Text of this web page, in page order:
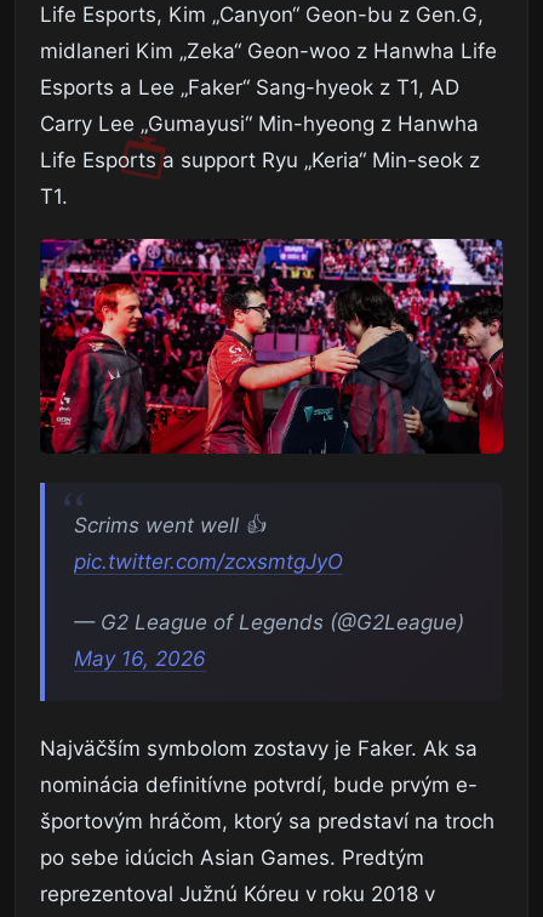
Life Esports, Kim „Canyon“ Geon-bu z Gen.G,
midlaneri Kim „Zeka“ Geon-woo z Hanwha Life
Esports a Lee „Faker“ Sang-hyeok z T1, AD
Carry Lee „Gumayusi“ Min-hyeong z Hanwha
Life Esports a support Ryu „Keria“ Min-seok z
T1.
Scrims went well 👍
pic.twitter.com/zcxsmtgJyO
— G2 League of Legends (@G2League)
May 16, 2026
Najväčším symbolom zostavy je Faker. Ak sa
nominácia definitívne potvrdí, bude prvým e-
športovým hráčom, ktorý sa predstaví na troch
po sebe idúcich Asian Games. Predtým
reprezentoval Južnú Kóreu v roku 2018 v